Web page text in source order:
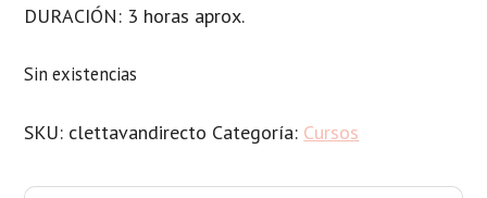
DURACIÓN: 3 horas aprox.
Sin existencias
SKU: clettavandirecto Categoría: Cursos